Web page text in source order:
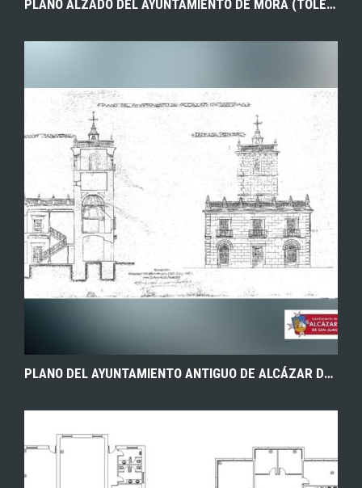
EXPLORAR ZOOM
PLANO ALZADO DEL AYUNTAMIENTO DE MORA (TOLEDO), REALIZADO POR EL ARQUITECTO MUNICIPAL FLAVIANO REY DE VIÑAS DÍAZ MARTA. 1927. ARCHIVO MUNICIPAL DE MORA.
PLANO DEL AYUNTAMIENTO ANTIGUO DE ALCÁZAR DE SAN JUAN (CIUDAD REAL), OBRA DEL ARQUITECTO CRÍSPULO MORO CABEZA, AUTOR DE EDIFICIOS EMBLEMÁTICOS COMO EL CINE DORÉ EN MADRID. 1925. ARCHIVO MUNICIPAL DE ALCÁZAR DE SAN JUAN.